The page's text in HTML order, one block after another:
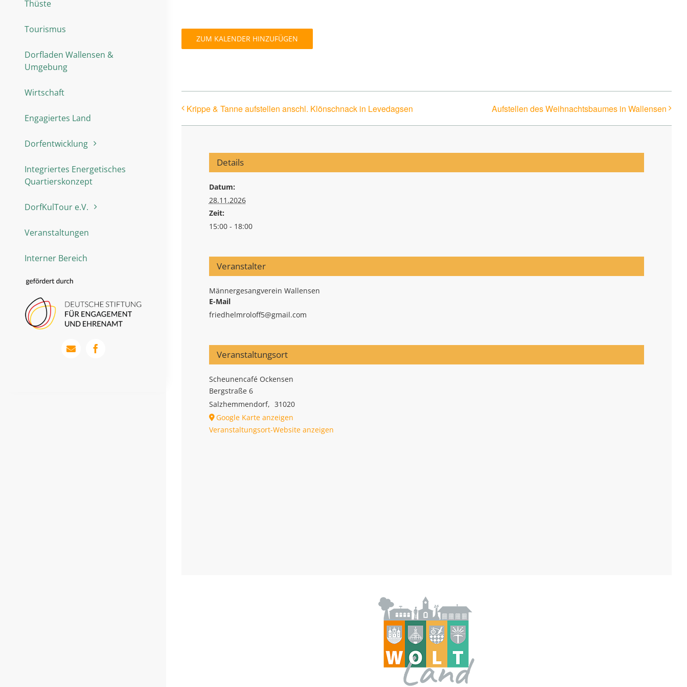
Thüste
Tourismus
Dorfladen Wallensen &
Umgebung
Wirtschaft
Engagiertes Land
Dorfentwicklung
Integriertes Energetisches
Quartierskonzept
DorfKulTour e.V.
Veranstaltungen
Interner Bereich
ZUM KALENDER HINZUFÜGEN
Krippe & Tanne aufstellen anschl. Klönschnack in Levedagsen Aufstellen des Weihnachtsbaumes in Wallensen
Details
Datum:
28.11.2026
Zeit:
15:00 - 18:00
Veranstalter
Männergesangverein Wallensen
E-Mail
friedhelmroloff5@gmail.com
Veranstaltungsort
Scheunencafé Ockensen
Bergstraße 6
Salzhemmendorf, 31020
Google Karte anzeigen
Veranstaltungsort-Website anzeigen